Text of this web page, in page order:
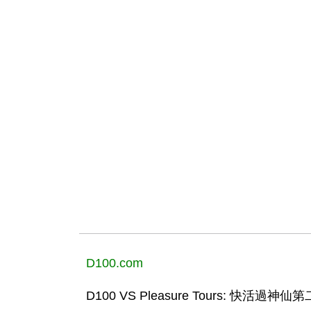
D100.com
D100 VS Pleasure Tours: 快活過神仙第